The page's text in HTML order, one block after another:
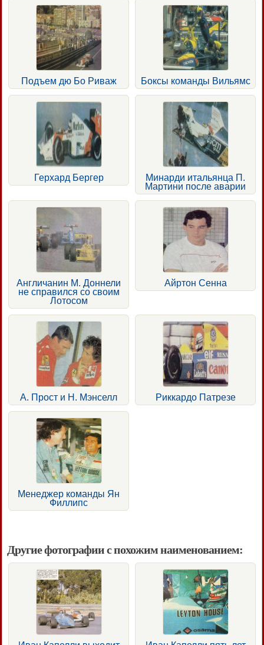
Подъем дю Бо Риваж Боксы команды Вильямс
Герхард Бергер
Минарди итальянца П.
Мартини после аварии
Англичанин М. Доннели
не справился со своим
Лотосом
Айртон Сенна
А. Прост и Н. Мэнселл Риккардо Патрезе
Менеджер команды Ян
Филлипс
Другие фотографии с похожим наименованием: